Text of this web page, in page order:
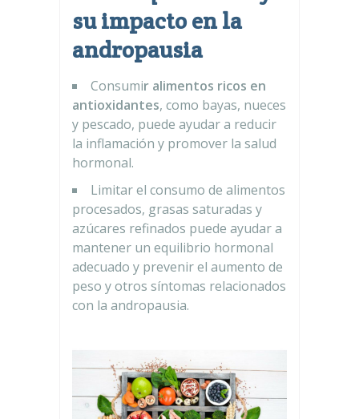
su impacto en la
andropausia
Consumir alimentos ricos en
antioxidantes, como bayas, nueces
y pescado, puede ayudar a reducir
la inflamación y promover la salud
hormonal.
Limitar el consumo de alimentos
procesados, grasas saturadas y
azúcares refinados puede ayudar a
mantener un equilibrio hormonal
adecuado y prevenir el aumento de
peso y otros síntomas relacionados
con la andropausia.